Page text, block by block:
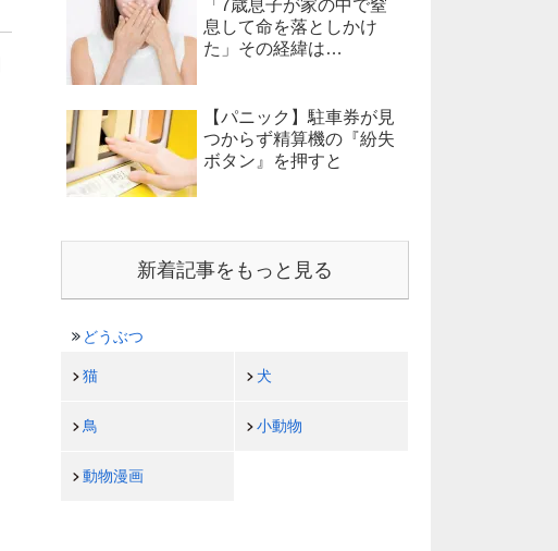
「7歳息子が家の中で窒
息して命を落としかけ
た」その経緯は…
【パニック】駐車券が見
つからず精算機の『紛失
ボタン』を押すと
新着記事をもっと見る
どうぶつ
猫 犬
鳥 小動物
動物漫画